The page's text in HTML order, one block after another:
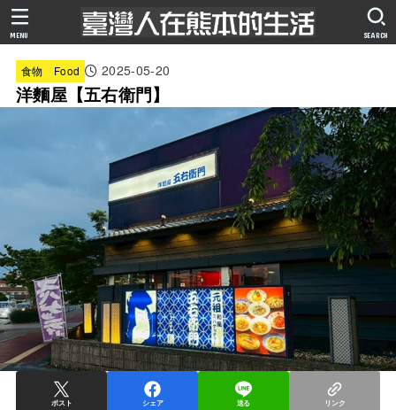
SEARCH
MENU
食物 Food 2025-05-20
洋麵屋【五右衛門】
ポスト シェア 送る リンク